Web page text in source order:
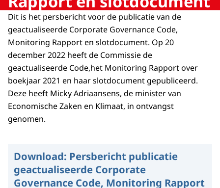
Dit is het persbericht voor de publicatie van de
geactualiseerde Corporate Governance Code,
Monitoring Rapport en slotdocument. Op 20
december 2022 heeft de Commissie de
geactualiseerde Code,het Monitoring Rapport over
boekjaar 2021 en haar slotdocument gepubliceerd.
Deze heeft Micky Adriaansens, de minister van
Economische Zaken en Klimaat, in ontvangst
genomen.
Download: Persbericht publicatie
geactualiseerde Corporate
Governance Code, Monitoring Rapport